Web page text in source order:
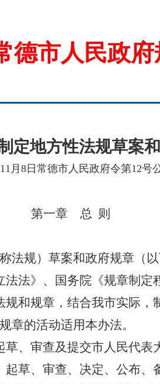
德市人民政府
定地方性法规草案
11月8日常德市人民政府令第12号
第一章 总 则
法规）草案和政府规章（
法》、国务院《规章制定
和规章，结合我市实际，
章的活动适用本办法。
、审查及提交市人民代表
草、审查、决定、公布、